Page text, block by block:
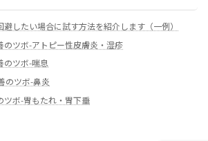
避したい場合に試す方法を紹介します（一例）
のツボ-アトピー性皮膚炎・湿疹
のツボ-喘息
のツボ-鼻炎
ツボ-胃もたれ・胃下垂